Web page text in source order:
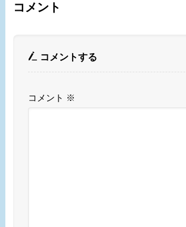
コメント
コメントする
コメント ※